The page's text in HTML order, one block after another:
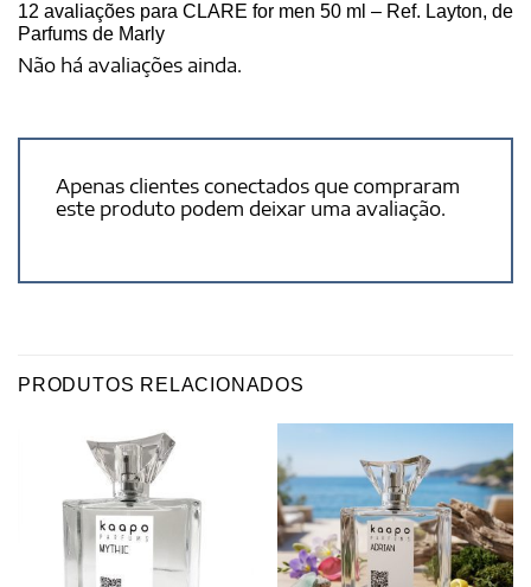
12 avaliações para CLARE for men 50 ml – Ref. Layton, de
Parfums de Marly
Não há avaliações ainda.
Apenas clientes conectados que compraram
este produto podem deixar uma avaliação.
PRODUTOS RELACIONADOS